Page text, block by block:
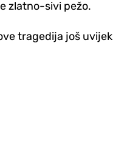
zlatno-sivi pežo.
tragedija još uvijek